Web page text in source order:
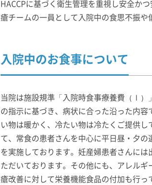
HACCPに基づく衛生管理を重視し安全か
瘡チームの一員として入院中の食思不振や
入院中のお食事について
当院は施設規準「入院時食事療養費（Ⅰ
の指示に基づき、病状に合った沿った内
い物は暖かく、冷たい物は冷たくご提供
て、常食の患者さんを中心に平日昼・夕
を実施しております。妊産婦患者さんに
ただいております。その他にも、アレル
瘡改善に対して栄養機能食品の付加も行っ